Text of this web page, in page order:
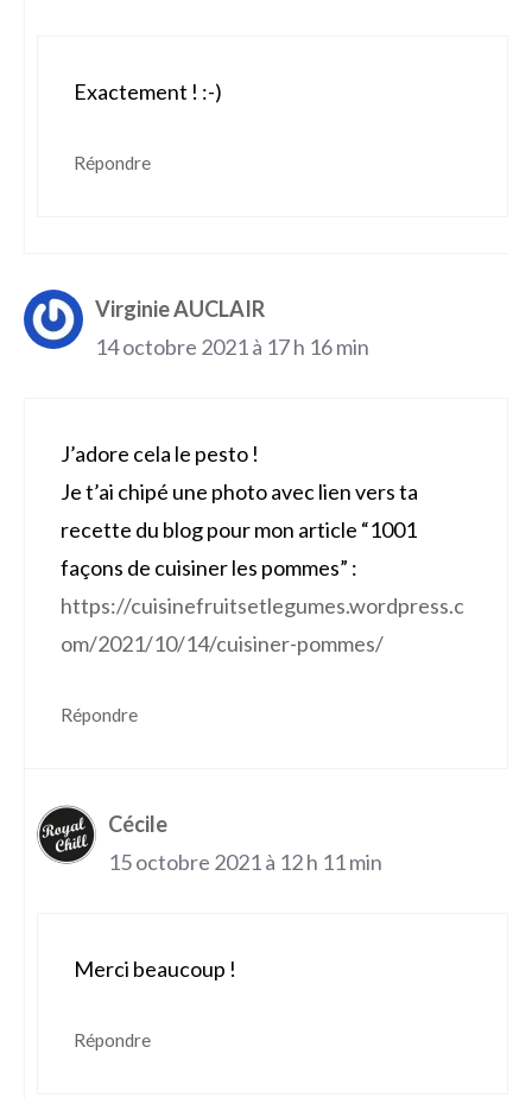
Exactement ! :-)
Répondre
Virginie AUCLAIR
14 octobre 2021 à 17 h 16 min
J’adore cela le pesto !
Je t’ai chipé une photo avec lien vers ta
recette du blog pour mon article “1001
façons de cuisiner les pommes” :
https://cuisinefruitsetlegumes.wordpress.c
om/2021/10/14/cuisiner-pommes/
Répondre
Cécile
15 octobre 2021 à 12 h 11 min
Merci beaucoup !
Répondre